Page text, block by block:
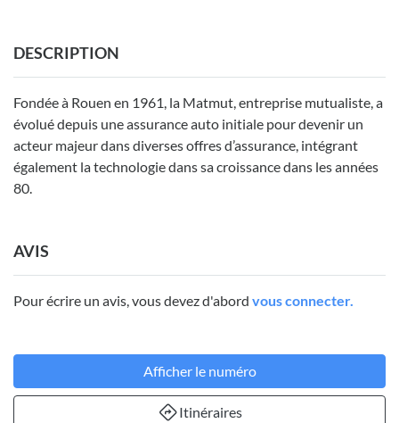
DESCRIPTION
Fondée à Rouen en 1961, la Matmut, entreprise mutualiste, a
évolué depuis une assurance auto initiale pour devenir un
acteur majeur dans diverses offres d’assurance, intégrant
également la technologie dans sa croissance dans les années
80.
AVIS
Pour écrire un avis, vous devez d'abord vous connecter.
Afficher le numéro
Itinéraires